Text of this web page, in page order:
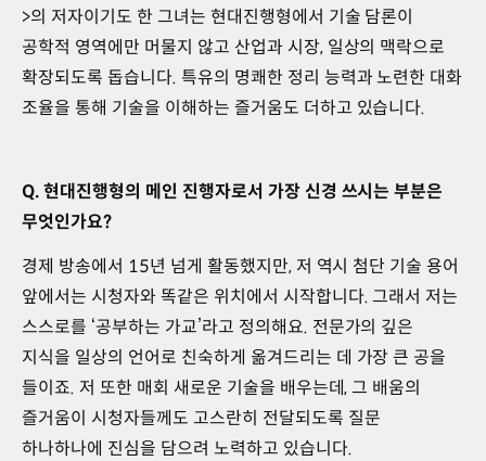
>의 저자이기도 한 그녀는 현대진행형에서 기술 담론이
공학적 영역에만 머물지 않고 산업과 시장, 일상의 맥락으로
확장되도록 돕습니다. 특유의 명쾌한 정리 능력과 노련한 대화
조율을 통해 기술을 이해하는 즐거움도 더하고 있습니다.
Q. 현대진행형의 메인 진행자로서 가장 신경 쓰시는 부분은
무엇인가요?
경제 방송에서 15년 넘게 활동했지만, 저 역시 첨단 기술 용어
앞에서는 시청자와 똑같은 위치에서 시작합니다. 그래서 저는
스스로를 ‘공부하는 가교’라고 정의해요. 전문가의 깊은
지식을 일상의 언어로 친숙하게 옮겨드리는 데 가장 큰 공을
들이죠. 저 또한 매회 새로운 기술을 배우는데, 그 배움의
즐거움이 시청자들께도 고스란히 전달되도록 질문
하나하나에 진심을 담으려 노력하고 있습니다.